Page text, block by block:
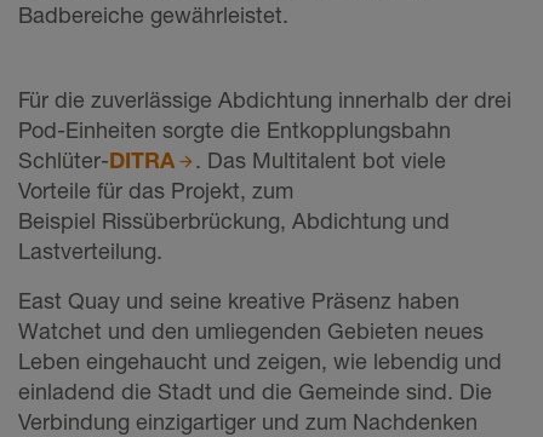
Badbereiche gewährleistet.
Für die zuverlässige Abdichtung innerhalb der drei
Pod-Einheiten sorgte die Entkopplungsbahn
Schlüter-DITRA
. Das Multitalent bot viele
Vorteile für das Projekt, zum
Beispiel Rissüberbrückung, Abdichtung und
Lastverteilung.
East Quay und seine kreative Präsenz haben
Watchet und den umliegenden Gebieten neues
Leben eingehaucht und zeigen, wie lebendig und
einladend die Stadt und die Gemeinde sind. Die
Verbindung einzigartiger und zum Nachdenken